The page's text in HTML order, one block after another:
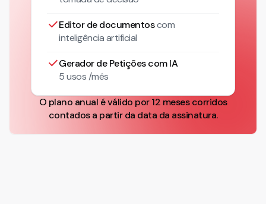
Editor de documentoscom
inteligência artificial
Gerador de Petições com IA
5 usos /mês
O plano anual é válido por 12 meses corridos
contados a partir da data da assinatura.